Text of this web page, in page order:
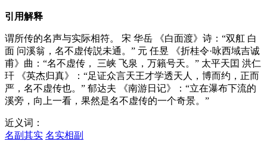
引用解释
谓所传的名声与实际相符。 宋 华岳 《白面渡》诗：“双舡 白
面 问溪翁，名不虚传説未通。” 元 任昱 《折桂令·咏西域吉诚
甫》曲：“名不虚传， 三峡 飞泉，万籟号天。” 太平天囯 洪仁
玕 《英杰归真》：“足证众言天王才学透天人，博而约，正而
严，名不虚传也。” 郁达夫 《南游日记》：“立在瀑布下流的
溪旁，向上一看，果然是名不虚传的一个奇景。”
近义词：
名副其实 名实相副